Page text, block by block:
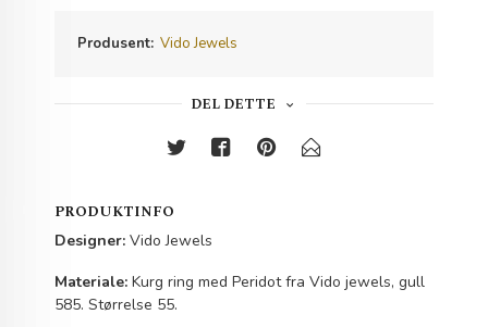
Produsent: Vido Jewels
DEL DETTE
PRODUKTINFO
Designer: Vido Jewels
Materiale:Kurg ring med Peridot fra Vido jewels, gull
585. Størrelse 55.